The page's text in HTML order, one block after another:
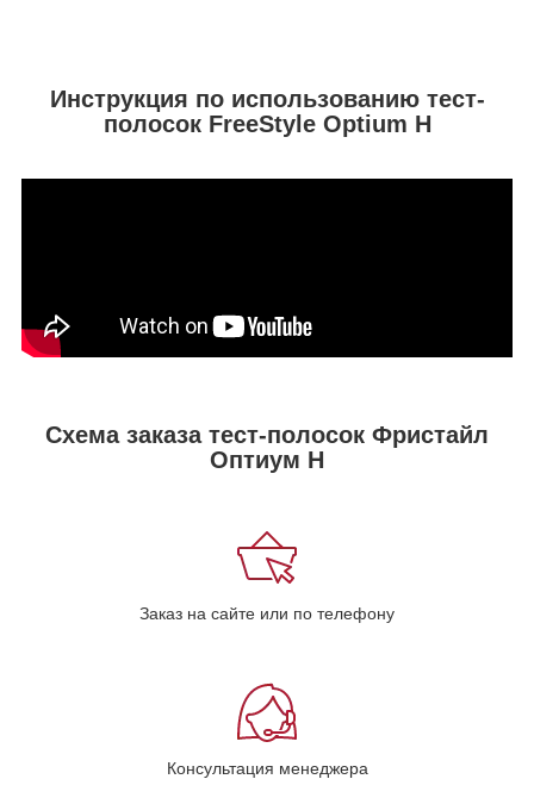
Инструкция по использованию тест-
полосок FreeStyle Optium H
Схема заказа тест-полосок Фристайл
Оптиум Н
Заказ на сайте или по телефону
Консультация менеджера